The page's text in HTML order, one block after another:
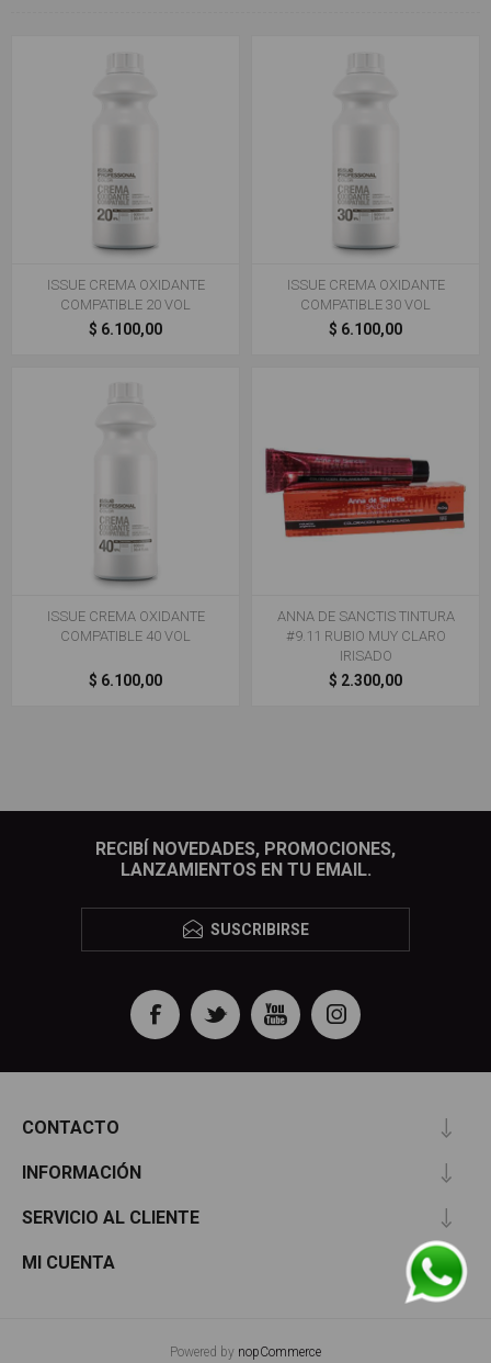
ISSUE CREMA OXIDANTE
COMPATIBLE 20 VOL
$ 6.100,00
ISSUE CREMA OXIDANTE
COMPATIBLE 30 VOL
$ 6.100,00
ISSUE CREMA OXIDANTE
COMPATIBLE 40 VOL
$ 6.100,00
ANNA DE SANCTIS TINTURA
#9.11 RUBIO MUY CLARO
IRISADO
$ 2.300,00
RECIBÍ NOVEDADES, PROMOCIONES,
LANZAMIENTOS EN TU EMAIL.
SUSCRIBIRSE
CONTACTO
INFORMACIÓN
SERVICIO AL CLIENTE
MI CUENTA
Powered by nopCommerce